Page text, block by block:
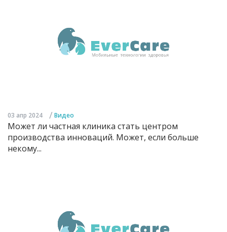
03 апр 2024 / Видео
Может ли частная клиника стать центром
производства инноваций. Может, если больше
некому...